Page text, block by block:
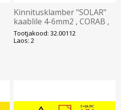
Kinnitusklamber "SOLAR"
kaablile 4-6mm2 , CORAB ,
Solar
Tootjakood: 32.00112
Laos: 2